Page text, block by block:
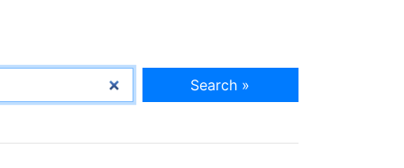
Search »